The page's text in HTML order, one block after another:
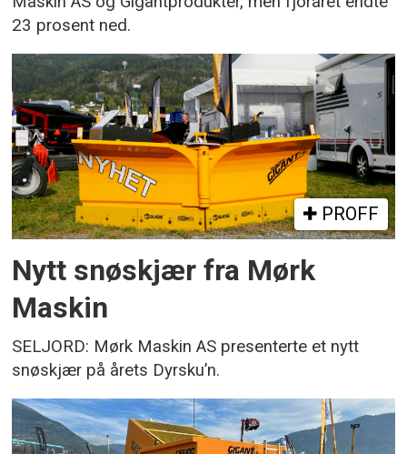
23 prosent ned.
PROFF
Nytt snøskjær fra Mørk
Maskin
SELJORD: Mørk Maskin AS presenterte et nytt
snøskjær på årets Dyrsku’n.